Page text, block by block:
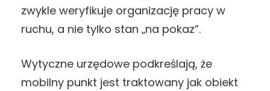
zwykle weryfikuje organizację pracy w
ruchu, a nie tylko stan „na pokaz”.
Wytyczne urzędowe podkreślają, że
mobilny punkt jest traktowany jak obiekt